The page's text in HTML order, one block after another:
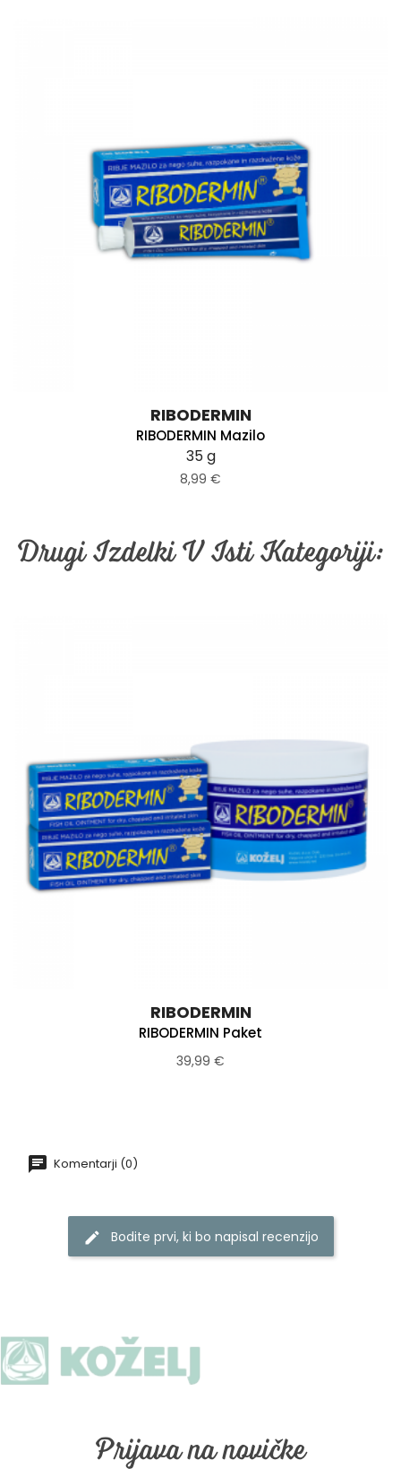
RIBODERMIN
RIBODERMIN Mazilo
35 g
8,99 €
Drugi Izdelki V Isti Kategoriji:
RIBODERMIN
RIBODERMIN Paket
39,99 €
Komentarji (0)
Bodite prvi, ki bo napisal recenzijo
Prijava na novičke